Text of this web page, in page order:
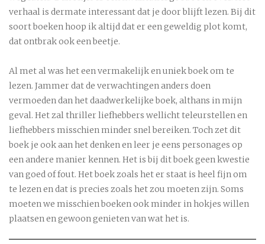
verhaal is dermate interessant dat je door blijft lezen. Bij dit
soort boeken hoop ik altijd dat er een geweldig plot komt,
dat ontbrak ook een beetje.
Al met al was het een vermakelijk en uniek boek om te
lezen. Jammer dat de verwachtingen anders doen
vermoeden dan het daadwerkelijke boek, althans in mijn
geval. Het zal thriller liefhebbers wellicht teleurstellen en
liefhebbers misschien minder snel bereiken. Toch zet dit
boek je ook aan het denken en leer je eens personages op
een andere manier kennen. Het is bij dit boek geen kwestie
van goed of fout. Het boek zoals het er staat is heel fijn om
te lezen en dat is precies zoals het zou moeten zijn. Soms
moeten we misschien boeken ook minder in hokjes willen
plaatsen en gewoon genieten van wat het is.